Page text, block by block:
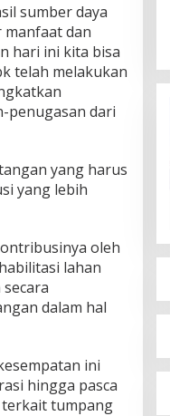
sumber daya
manfaat dan
hari ini kita bisa
telah melakukan
penugasan dari
yang harus
yang lebih
oleh
lahan
dalam hal
ini
hingga pasca
terkait tumpang